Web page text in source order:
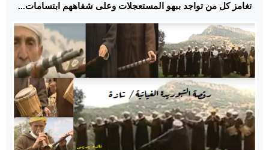
تغامز كل من تواجد ببهو المستعجلات وعلى شفاههم ابتسامات...